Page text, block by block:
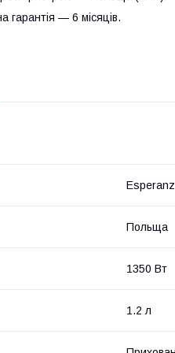
гарантія — 6 місяців.
Польща
1350 Вт
1.2 л